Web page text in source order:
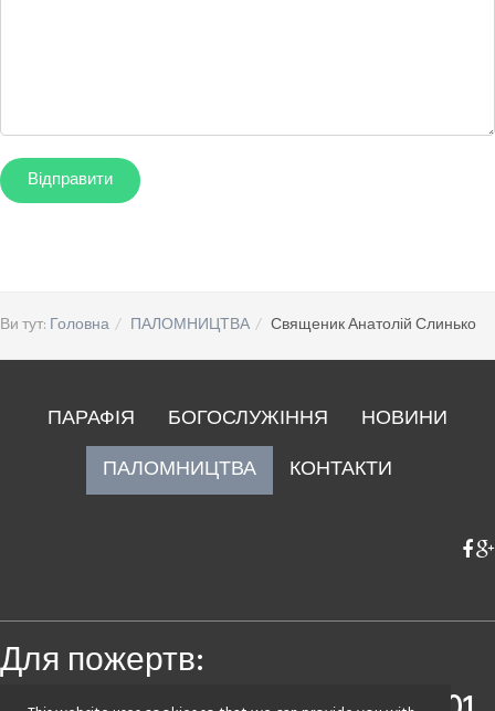
Ви тут: Головна ПАЛОМНИЦТВА Священик Анатолій Слинько
ПАРАФІЯ БОГОСЛУЖІННЯ
НОВИНИ
ПАЛОМНИЦТВА
КОНТАКТИ
Для пожертв: